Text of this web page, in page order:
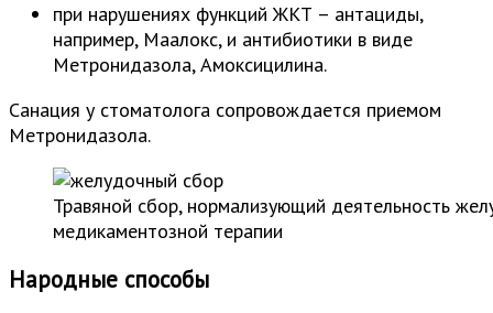
при нарушениях функций ЖКТ – антациды,
например, Маалокс, и антибиотики в виде
Метронидазола, Амоксицилина.
Санация у стоматолога сопровождается приемом
Метронидазола.
Травяной сбор, нормализующий деятельность
медикаментозной терапии
Народные способы